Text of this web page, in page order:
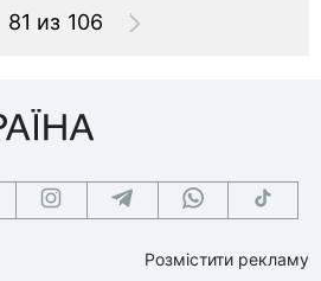
81 из 106
Розмістити рекламу